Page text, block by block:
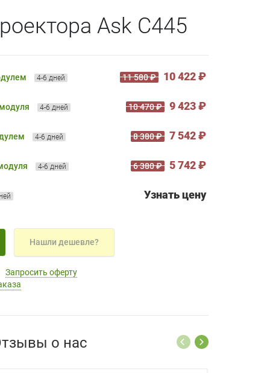
Ask C445
4-6 дней 11 580 ₽ 10 422 ₽
4-6 дней 10 470 ₽ 9 423 ₽
4-6 дней 8 380 ₽ 7 542 ₽
4-6 дней 6 380 ₽ 5 742 ₽
Узнать цену
Нашли дешевле?
Запросить оферту
о нас